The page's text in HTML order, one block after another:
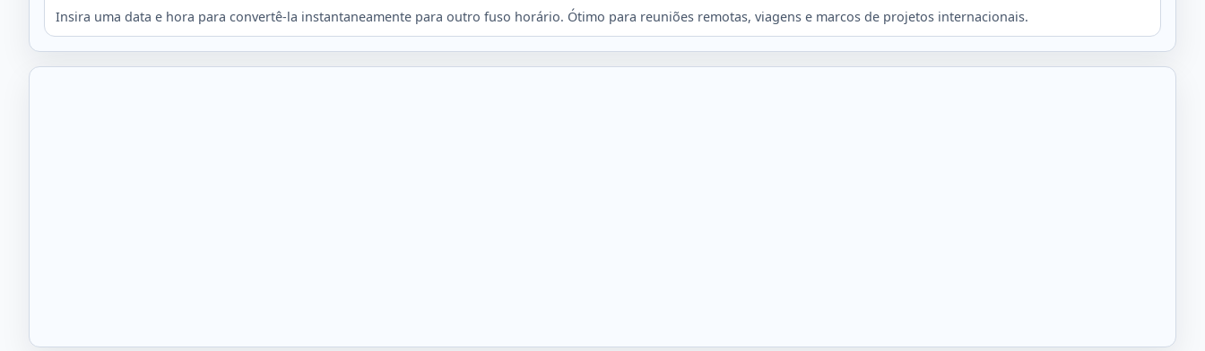
Insira uma data e hora para convertê-la instantaneamente para outro fuso horário. Ótimo para reuniões remotas, viagens e marcos de projetos internacionais.